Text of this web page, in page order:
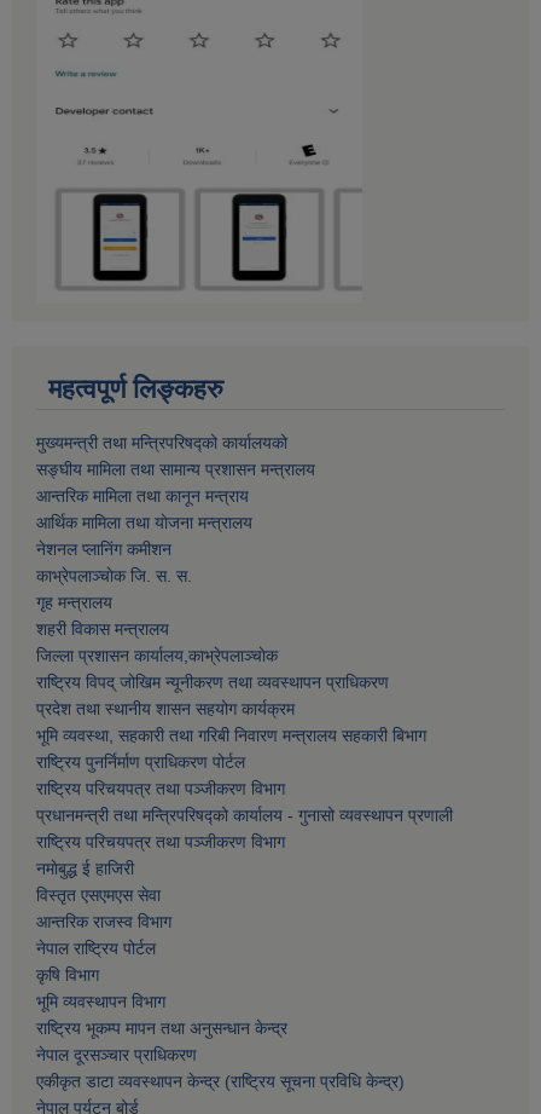
महत्वपूर्ण लिङ्कहरु
मुख्यमन्त्री तथा मन्त्रिपरिषद्को कार्यालयको
सङ्घीय मामिला तथा सामान्य प्रशासन मन्त्रालय
आन्तरिक मामिला तथा कानून मन्त्राय
आर्थिक मामिला तथा याेजना मन्त्रालय
नेशनल प्लानिंग कमीशन
काभ्रेपलाञ्चाेक जि. स. स.
गृह मन्त्रालय
शहरी विकास मन्त्रालय
जिल्ला प्रशासन कार्यालय,काभ्रेपलाञ्चाेक
राष्ट्रिय विपद् जोखिम न्यूनीकरण तथा व्यवस्थापन प्राधिकरण
प्रदेश तथा स्थानीय शासन सहयोग कार्यक्रम
भूमि व्यवस्था, सहकारी तथा गरिबी निवारण मन्त्रालय सहकारी बिभाग
राष्ट्रिय पुनर्निर्माण प्राधिकरण पोर्टल
राष्ट्रिय परिचयपत्र तथा पञ्जीकरण विभाग
प्रधानमन्त्री तथा मन्त्रिपरिषद्को कार्यालय - गुनासो व्यवस्थापन प्रणाली
राष्ट्रिय परिचयपत्र तथा पञ्जीकरण विभाग
नमाेबुद्ध ई हाजिरी
विस्तृत एसएमएस सेवा
आन्तरिक राजस्व विभाग
नेपाल राष्ट्रिय पोर्टल
कृषि विभाग
भूमि व्यवस्थापन विभाग
राष्ट्रिय भूकम्प मापन तथा अनुसन्धान केन्द्र
नेपाल दूरसञ्चार प्राधिकरण
एकीकृत डाटा व्यवस्थापन केन्द्र (राष्ट्रिय सूचना प्रविधि केन्द्र)
नेपाल पर्यटन बोर्ड